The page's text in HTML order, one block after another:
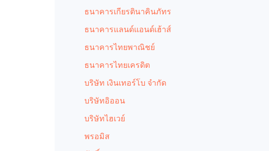
ธนาคารเกียรตินาคินภัทร
ธนาคารแลนด์แอนด์เฮ้าส์
ธนาคารไทยพาณิชย์
ธนาคารไทยเครดิต
บริษัท เงินเทอร์โบ จำกัด
บริษัทอิออน
บริษัทไฮเวย์
พรอมิส